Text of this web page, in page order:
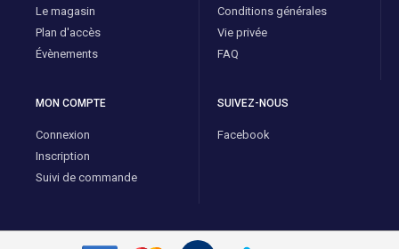
Le magasin
Plan d'accès
Évènements
Conditions générales
Vie privée
FAQ
MON COMPTE
Connexion
Inscription
Suivi de commande
SUIVEZ-NOUS
Facebook